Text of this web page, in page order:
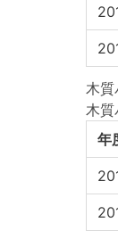
木質
木質
年